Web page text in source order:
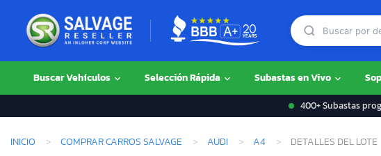
Buscar Vehículos Selección Rápida Subastas en Vivo
400+ Subastas
INICIO COMPRAR CARROS SALVAGE AUDI A4 DETALLES DEL LOTE